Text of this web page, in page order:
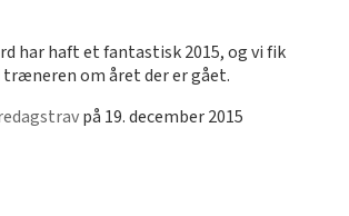
har haft et fantastisk 2015, og vi fik
træneren om året der er gået.
på 19. december 2015